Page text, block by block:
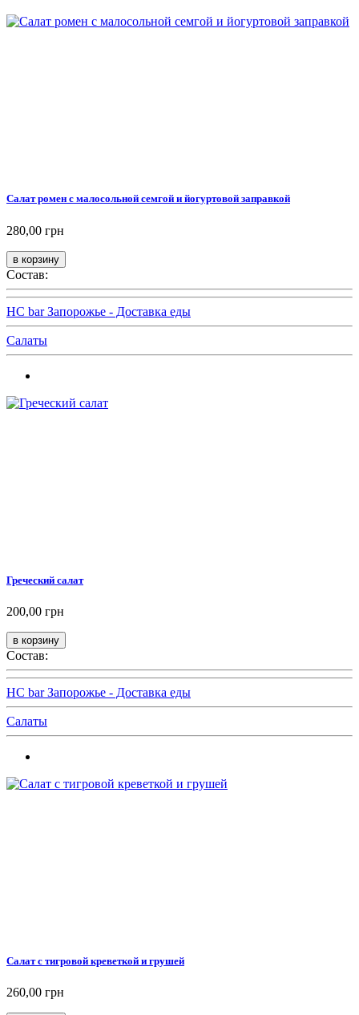
Салат ромен с малосольной семгой и йогуртовой заправкой
280,00 грн
Состав:
HC bar Запорожье - Доставка еды
Салаты
Греческий салат
200,00 грн
Состав:
HC bar Запорожье - Доставка еды
Салаты
Салат с тигровой креветкой и грушей
260,00 грн